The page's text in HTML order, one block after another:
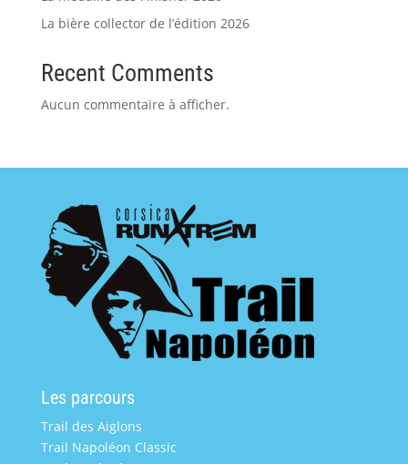
La bière collector de l’édition 2026
Recent Comments
Aucun commentaire à afficher.
Les parcours
Trail des Aiglons
Trail Napoléon Classic